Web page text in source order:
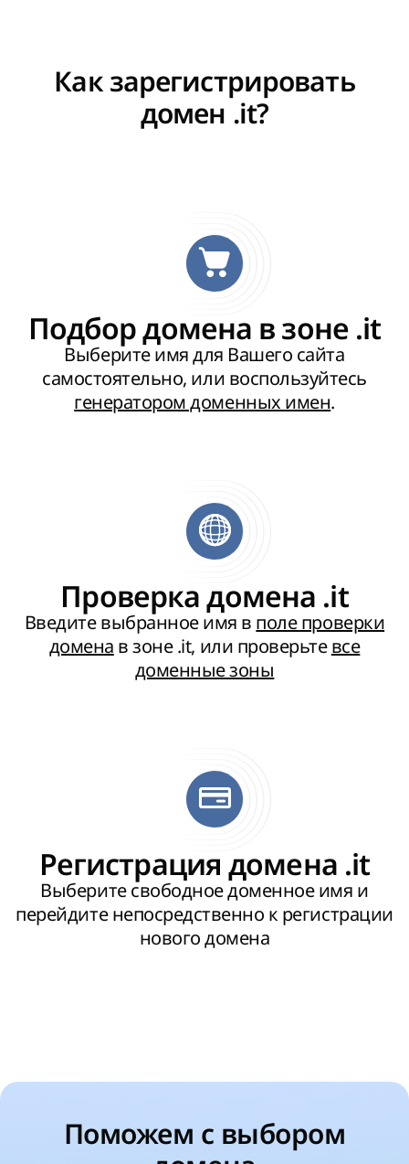
Как зарегистрировать
домен .it?
Подбор домена в зоне .it
Выберите имя для Вашего сайта
самостоятельно, или воспользуйтесь
генератором доменных имен.
Проверка домена .it
Введите выбранное имя в поле проверки
домена в зоне .it, или проверьтевсе
доменные зоны
Регистрация домена .it
Выберите свободное доменное имя и
перейдите непосредственно к регистрации
нового домена
Поможем с выбором